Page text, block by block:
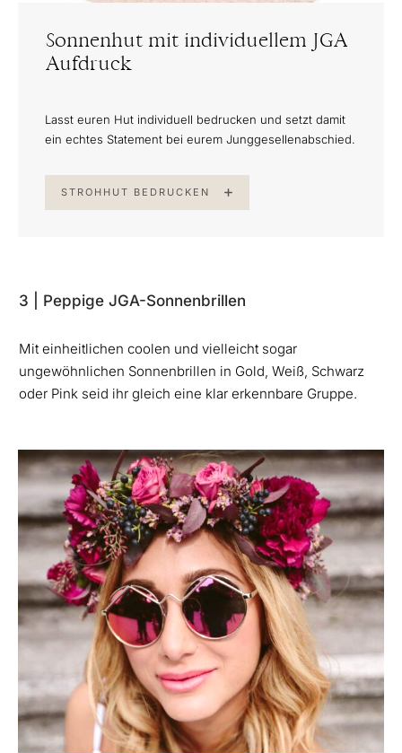
Sonnenhut mit individuellem JGA
Aufdruck
Lasst euren Hut individuell bedrucken und setzt damit
ein echtes Statement bei eurem Junggesellenabschied.
STROHHUT BEDRUCKEN
3 | Peppige JGA-Sonnenbrillen
Mit einheitlichen coolen und vielleicht sogar
ungewöhnlichen Sonnenbrillen in Gold, Weiß, Schwarz
oder Pink seid ihr gleich eine klar erkennbare Gruppe.